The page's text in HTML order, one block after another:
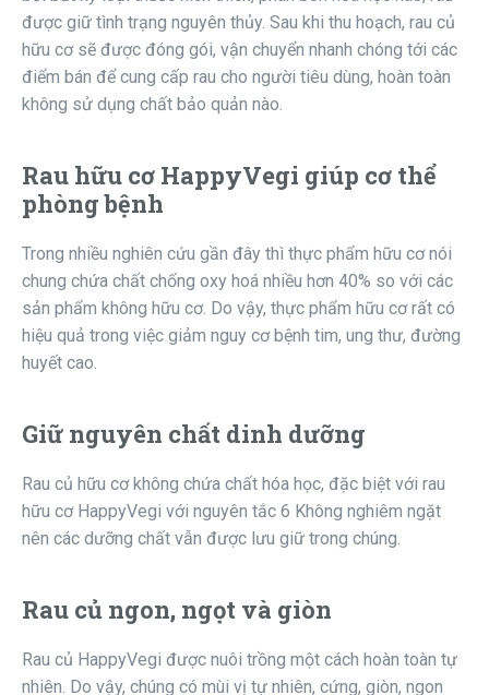
được giữ tình trạng nguyên thủy. Sau khi thu hoạch, rau củ
hữu cơ sẽ được đóng gói, vận chuyển nhanh chóng tới các
điểm bán để cung cấp rau cho người tiêu dùng, hoàn toàn
không sử dụng chất bảo quản nào.
Rau hữu cơ HappyVegi giúp cơ thể
phòng bệnh
Trong nhiều nghiên cứu gần đây thì thực phẩm hữu cơ nói
chung chứa chất chống oxy hoá nhiều hơn 40% so với các
sản phẩm không hữu cơ. Do vậy, thực phẩm hữu cơ rất có
hiệu quả trong việc giảm nguy cơ bệnh tim, ung thư, đường
huyết cao.
Giữ nguyên chất dinh dưỡng
Rau củ hữu cơ không chứa chất hóa học, đặc biệt với rau
hữu cơ HappyVegi với nguyên tắc 6 Không nghiêm ngặt
nên các dưỡng chất vẫn được lưu giữ trong chúng.
Rau củ ngon, ngọt và giòn
Rau củ HappyVegi được nuôi trồng một cách hoàn toàn tự
nhiên. Do vậy, chúng có mùi vị tự nhiên, cứng, giòn, ngon